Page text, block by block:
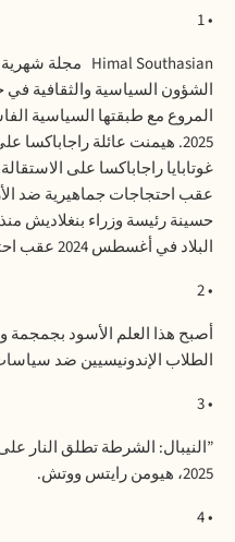
• 1
Himal Southasian مجلة شهرية
الشؤون السياسية والثقافية في
المروع مع طبقتها السياسية
2025. هيمنت عائلةراجاباكسا
غوتاباياراجاباكسا على الاستقالة
عقب احتجاجات جماهيرية ضد
حسينةرئيسة وزراء بنغلاديش منذ
البلاد فيأغسطس عقب
• 2
أصبح هذا العلم الأسود بجمجمة
الطلاب الإندونيسيين ضد
• 3
”النيبال: الشرطةتطلقالنار
2025، هيومنرايتس ووتش.
• 4